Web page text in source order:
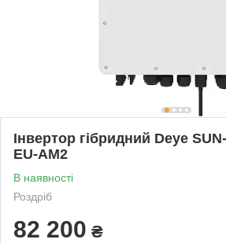
Інвертор гібридний Deye
EU-AM2
В наявності
Роздріб
82 200 ₴